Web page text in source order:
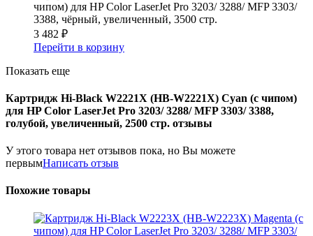
чипом) для HP Color LaserJet Pro 3203/ 3288/ MFP 3303/
3388, чёрный, увеличенный, 3500 стр.
3 482 ₽
Перейти в корзину
Показать еще
Картридж Hi-Black W2221X (HB-W2221X) Cyan (с чипом)
для HP Color LaserJet Pro 3203/ 3288/ MFP 3303/ 3388,
голубой, увеличенный, 2500 стр. отзывы
У этого товара нет отзывов пока, но Вы можете
первымНаписать отзыв
Похожие товары